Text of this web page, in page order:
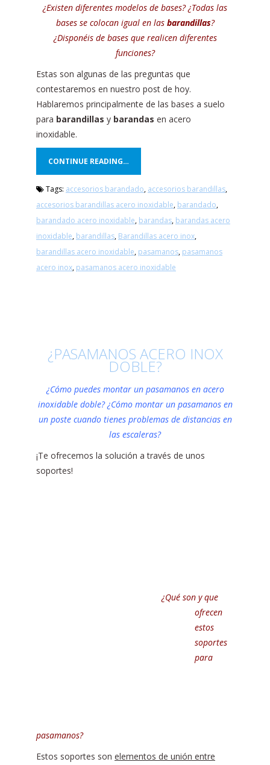
¿Existen diferentes modelos de bases? ¿Todas las
bases se colocan igual en lasbarandillas?
¿Disponéis de bases que realicen diferentes
funciones?
Estas son algunas de las preguntas que
contestaremos en nuestro post de hoy.
Hablaremos principalmente de las bases a suelo
para barandillas y barandas en acero
inoxidable.
CONTINUE READING…
Tags: accesorios barandado, accesorios barandillas,
accesorios barandillas acero inoxidable, barandado,
barandado acero inoxidable, barandas, barandas acero
inoxidable, barandillas, Barandillas acero inox,
barandillas acero inoxidable, pasamanos, pasamanos
acero inox, pasamanos acero inoxidable
¿PASAMANOS ACERO INOX
DOBLE?
¿Cómo puedes montar un pasamanos en acero
inoxidable doble? ¿Cómo montar un pasamanos en
un poste cuando tienes problemas de distancias en
las escaleras?
¡Te ofrecemos la solución a través de unos
soportes!
¿Qué son y que
ofrecen
estos
soportes
para
pasamanos?
Estos soportes son elementos de unión entre